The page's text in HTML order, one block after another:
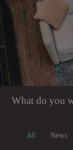
What do you
All News